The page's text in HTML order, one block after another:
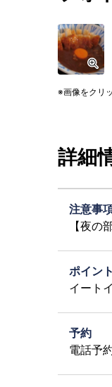
画像をクリ
詳細
注意事
【夜の
ポイン
イート
予約
電話予